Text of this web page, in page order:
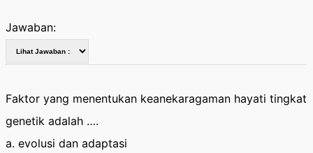
Jawaban:
Faktor yang menentukan keanekaragaman hayati tingkat
genetik adalah ….
a. evolusi dan adaptasi